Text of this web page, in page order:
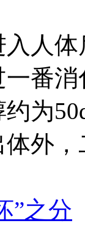
人
番
约为
外
”之分